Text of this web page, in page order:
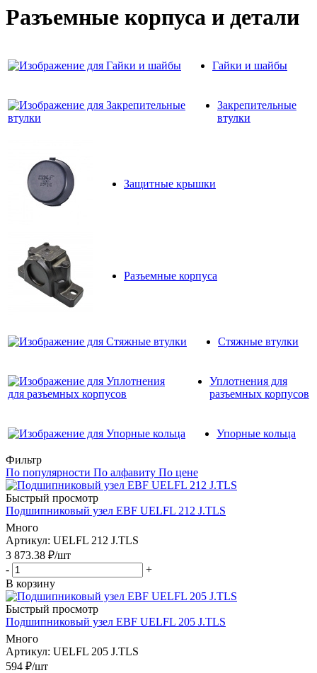
Разъемные корпуса и детали
Гайки и шайбы
Закрепительные
втулки
Защитные крышки
Разъемные корпуса
Стяжные втулки
Уплотнения для
разъемных корпусов
Упорные кольца
Фильтр
По популярности По алфавиту По цене
Быстрый просмотр
Подшипниковый узел EBF UELFL 212 J.TLS
Много
Артикул: UELFL 212 J.TLS
3 873.38 ₽/шт
-
+
В корзину
Быстрый просмотр
Подшипниковый узел EBF UELFL 205 J.TLS
Много
Артикул: UELFL 205 J.TLS
594 ₽/шт